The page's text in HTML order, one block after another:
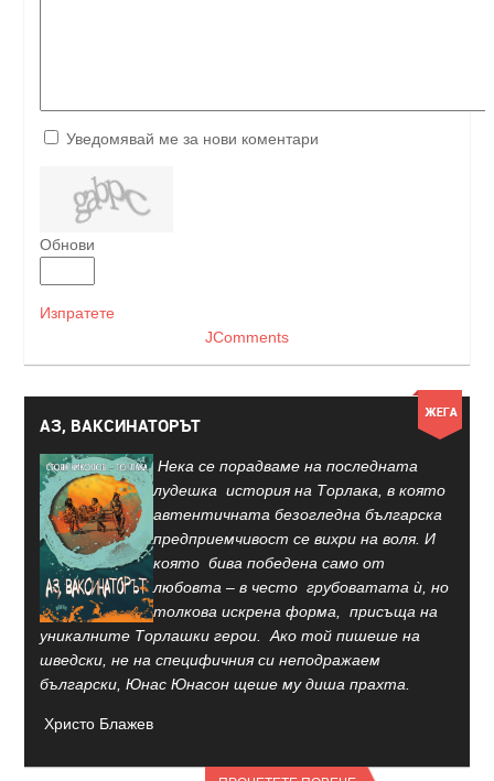
Уведомявай ме за нови коментари
Обнови
Изпратете
JComments
АЗ, ВАКСИНАТОРЪТ
Нека се порадваме на последната
лудешка история на Торлака, в която
автентичната безогледна българска
предприемчивост се вихри на воля. И
която бива победена само от
любовта – в често грубоватата ѝ, но
толкова искрена форма, присъща на
уникалните Торлашки герои. Ако той пишеше на
шведски, не на специфичния си неподражаем
български, Юнас Юнасон щеше му диша прахта.
Христо Блажев